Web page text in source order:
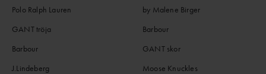
Polo Ralph Lauren
GANT tröja
Barbour
J.Lindeberg
by Malene Birger
Barbour
GANT skor
Moose Knuckles